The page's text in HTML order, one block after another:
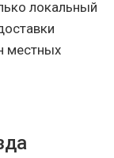
локальный
местных